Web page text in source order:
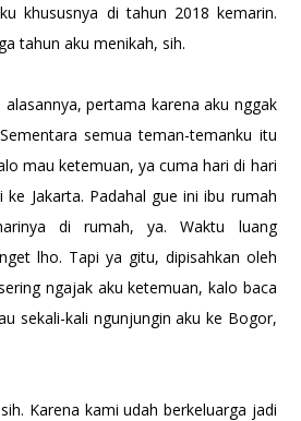
khususnya di tahun 2018 kemarin.
tahun aku menikah, sih.
pertama karena aku nggak
semua teman-temanku itu
mau ketemuan, ya cuma hari di hari
Jakarta. Padahal gue ini ibu rumah
di rumah, ya. Waktu luang
lho. Tapi ya gitu, dipisahkan oleh
ngajak aku ketemuan, kalo baca
sekali-kali ngunjungin aku ke Bogor,
Karena kami udah berkeluarga jadi